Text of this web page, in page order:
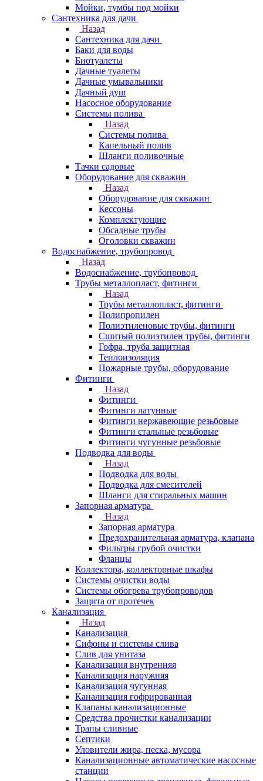
Мойки, тумбы под мойки
Сантехника для дачи
Назад
Сантехника для дачи
Баки для воды
Биотуалеты
Дачные туалеты
Дачные умывальники
Дачный душ
Насосное оборудование
Системы полива
Назад
Системы полива
Капельный полив
Шланги поливочные
Тачки садовые
Оборудование для скважин
Назад
Оборудование для скважин
Кессоны
Комплектующие
Обсадные трубы
Оголовки скважин
Водоснабжение, трубопровод
Назад
Водоснабжение, трубопровод
Трубы металлопласт, фитинги
Назад
Трубы металлопласт, фитинги
Полипропилен
Полиэтиленовые трубы, фитинги
Сшитый полиэтилен трубы, фитинги
Гофра, труба защитная
Теплоизоляция
Пожарные трубы, оборудование
Фитинги
Назад
Фитинги
Фитинги латунные
Фитинги нержавеющие резьбовые
Фитинги стальные резьбовые
Фитинги чугунные резьбовые
Подводка для воды
Назад
Подводка для воды
Подводка для смесителей
Шланги для стиральных машин
Запорная арматура
Назад
Запорная арматура
Предохранительная арматура, клапана
Фильтры грубой очистки
Фланцы
Коллектора, коллекторные шкафы
Системы очистки воды
Системы обогрева трубопроводов
Защита от протечек
Канализация
Назад
Канализация
Сифоны и системы слива
Слив для унитаза
Канализация внутренняя
Канализация наружняя
Канализация чугунная
Канализация гофрированная
Клапаны канализационные
Средства прочистки канализации
Трапы сливные
Септики
Уловители жира, песка, мусора
Канализационные автоматические насосные
станции